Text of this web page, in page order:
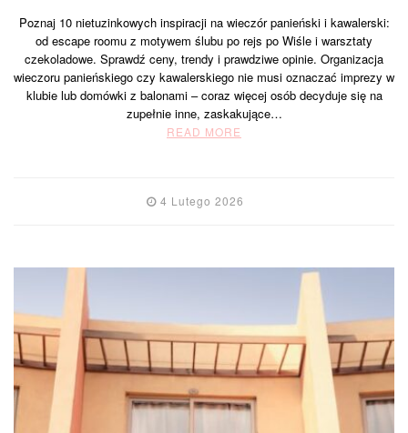
Poznaj 10 nietuzinkowych inspiracji na wieczór panieński i kawalerski:
od escape roomu z motywem ślubu po rejs po Wiśle i warsztaty
czekoladowe. Sprawdź ceny, trendy i prawdziwe opinie. Organizacja
wieczoru panieńskiego czy kawalerskiego nie musi oznaczać imprezy w
klubie lub domówki z balonami – coraz więcej osób decyduje się na
zupełnie inne, zaskakujące…
READ MORE
4 Lutego 2026